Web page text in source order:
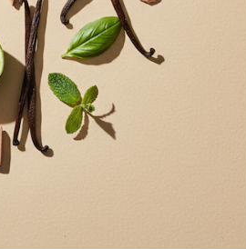
ารค้นพบและจำหน่ายวัตถุดิบใหม่ทุ
ร ?
ค้นพบล่าสุดในวงการน้ำหอม (แม้ว่า
และออร์แกนิก)